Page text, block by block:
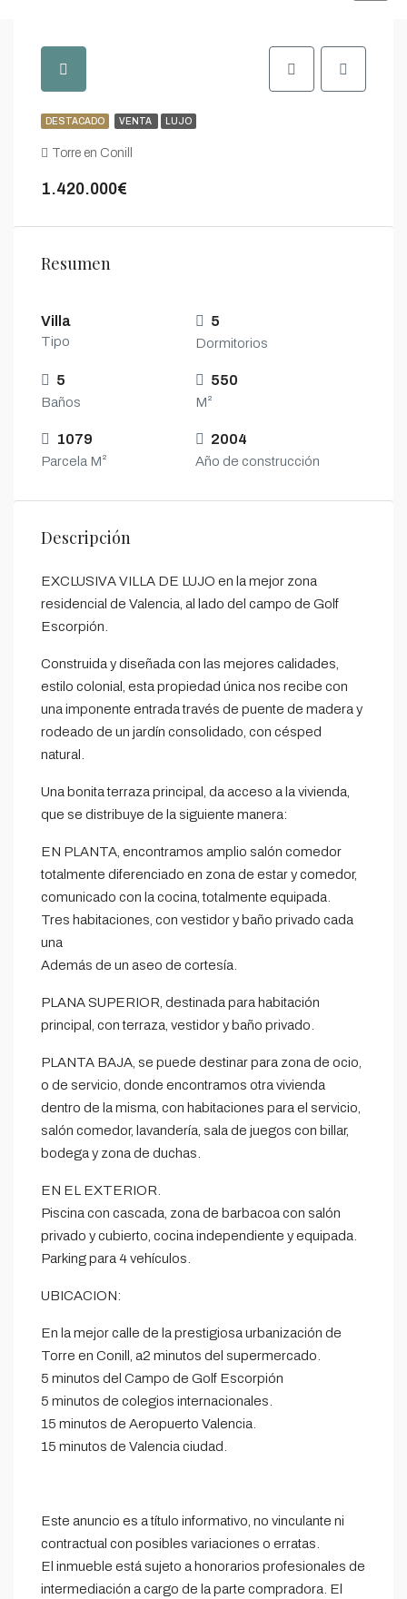
DESTACADO VENTA LUJO
Torre en Conill
1.420.000€
Resumen
Villa
Tipo
5
Dormitorios
5
Baños
550
M²
1079
Parcela M²
2004
Año de construcción
Descripción
EXCLUSIVA VILLA DE LUJO en la mejor zona
residencial de Valencia, al lado del campo de Golf
Escorpión.
Construida y diseñada con las mejores calidades,
estilo colonial, esta propiedad única nos recibe con
una imponente entrada través de puente de madera y
rodeado de un jardín consolidado, con césped
natural.
Una bonita terraza principal, da acceso a la vivienda,
que se distribuye de la siguiente manera:
EN PLANTA, encontramos amplio salón comedor
totalmente diferenciado en zona de estar y comedor,
comunicado con la cocina, totalmente equipada.
Tres habitaciones, con vestidor y baño privado cada
una
Además de un aseo de cortesía.
PLANA SUPERIOR, destinada para habitación
principal, con terraza, vestidor y baño privado.
PLANTA BAJA, se puede destinar para zona de ocio,
o de servicio, donde encontramos otra vivienda
dentro de la misma, con habitaciones para el servicio,
salón comedor, lavandería, sala de juegos con billar,
bodega y zona de duchas.
EN EL EXTERIOR.
Piscina con cascada, zona de barbacoa con salón
privado y cubierto, cocina independiente y equipada.
Parking para 4 vehículos.
UBICACION:
En la mejor calle de la prestigiosa urbanización de
Torre en Conill, a2 minutos del supermercado.
5 minutos del Campo de Golf Escorpión
5 minutos de colegios internacionales.
15 minutos de Aeropuerto Valencia.
15 minutos de Valencia ciudad.
Este anuncio es a título informativo, no vinculante ni
contractual con posibles variaciones o erratas.
El inmueble está sujeto a honorarios profesionales de
intermediación a cargo de la parte compradora. El